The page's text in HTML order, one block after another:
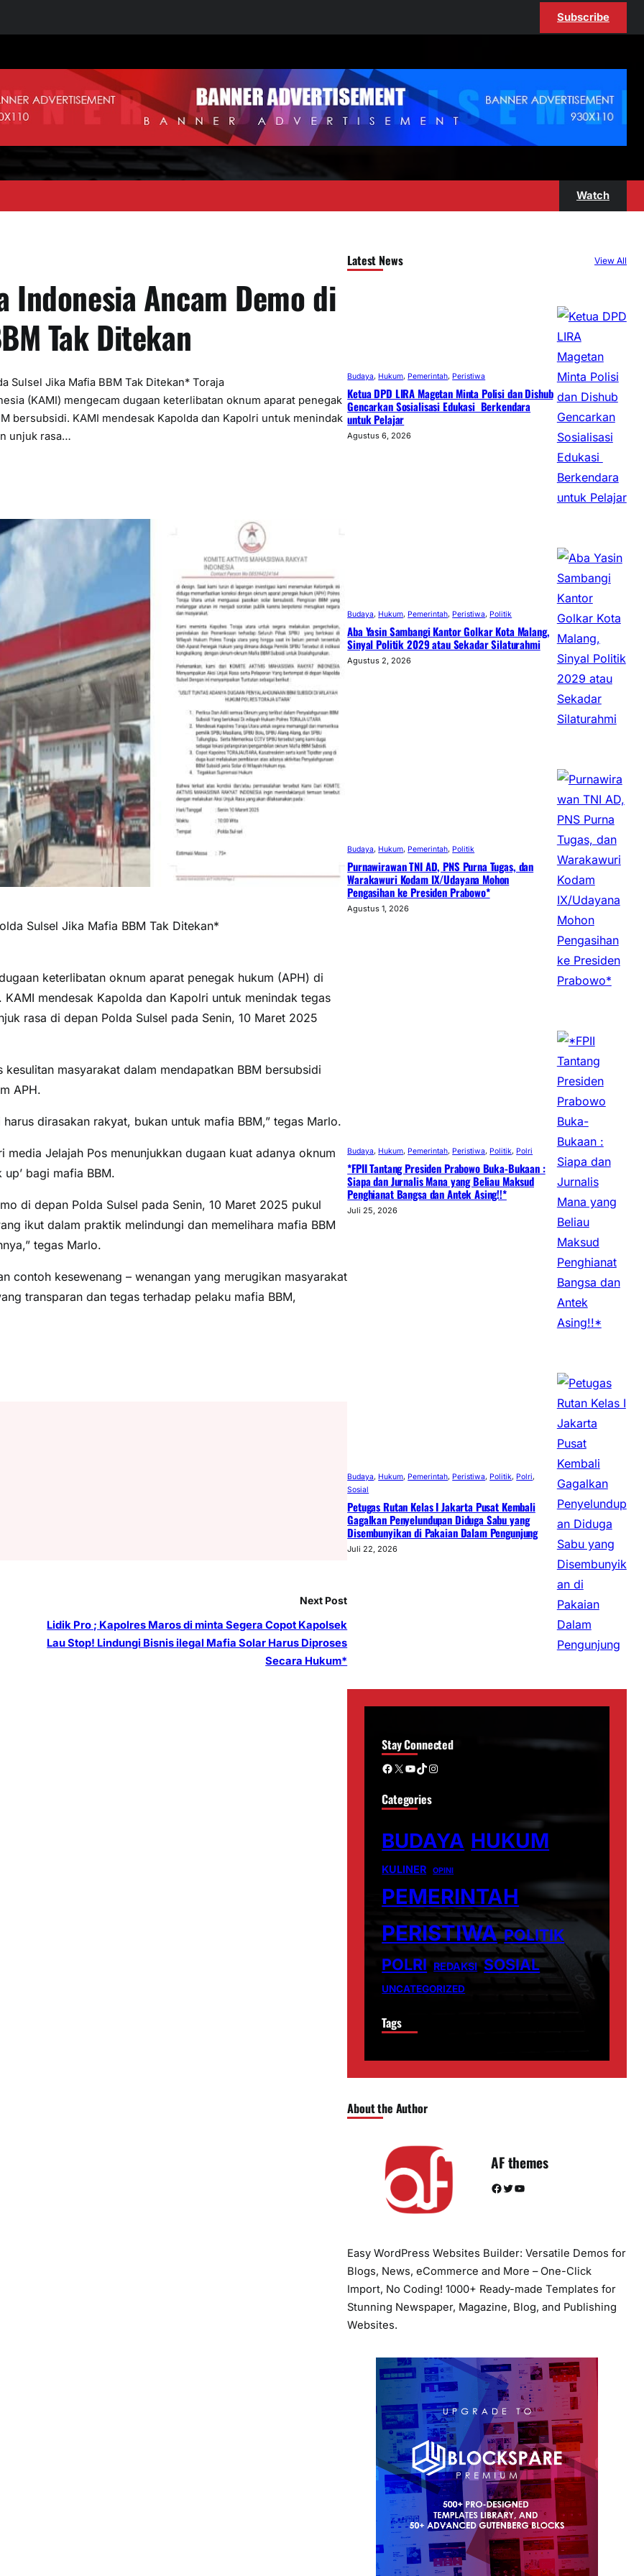
Subscribe
Watch
Indonesia Ancam Demo di
Tak Ditekan
Sulsel Jika Mafia BBM Tak Ditekan* Toraja
(KAMI) mengecam dugaan keterlibatan oknum aparat penegak
bersubsidi. KAMI mendesak Kapolda dan Kapolri untuk menindak
unjuk rasa…
Sulsel Jika Mafia BBM Tak Ditekan*
keterlibatan oknum aparat penegak hukum (APH) di
mendesak Kapolda dan Kapolri untuk menindak tegas
rasa di depan Polda Sulsel pada Senin, 10 Maret 2025
masyarakat dalam mendapatkan BBM bersubsidi
APH.
dirasakan rakyat, bukan untuk mafia BBM,” tegas Marlo.
Jelajah Pos menunjukkan dugaan kuat adanya oknum
bagi mafia BBM.
di depan Polda Sulsel pada Senin, 10 Maret 2025 pukul
ikut dalam praktik melindungi dan memelihara mafia BBM
tegas Marlo.
contoh kesewenang – wenangan yang merugikan masyarakat
transparan dan tegas terhadap pelaku mafia BBM,
Next Post
Lidik Pro ; Kapolres Maros di minta Segera Copot Kapolsek
Lau Stop! Lindungi Bisnis ilegal Mafia Solar Harus Diproses
Secara Hukum*
Latest News View All
Budaya, Hukum, Pemerintah, Peristiwa
Ketua DPD LIRA Magetan Minta Polisi dan Dishub
Gencarkan Sosialisasi Edukasi Berkendara
untuk Pelajar
Agustus 6, 2026
Budaya, Hukum, Pemerintah, Peristiwa, Politik
Aba Yasin Sambangi Kantor Golkar Kota Malang,
Sinyal Politik 2029 atau Sekadar Silaturahmi
Agustus 2, 2026
Budaya, Hukum, Pemerintah, Politik
Purnawirawan TNI AD, PNS Purna Tugas, dan
Warakawuri Kodam IX/Udayana Mohon
Pengasihan ke Presiden Prabowo*
Agustus 1, 2026
Budaya, Hukum, Pemerintah, Peristiwa, Politik, Polri
*FPII Tantang Presiden Prabowo Buka-Bukaan :
Siapa dan Jurnalis Mana yang Beliau Maksud
Penghianat Bangsa dan Antek Asing!!*
Juli 25, 2026
Budaya, Hukum, Pemerintah, Peristiwa, Politik, Polri
Sosial
Petugas Rutan Kelas I Jakarta Pusat Kembali
Gagalkan Penyelundupan Diduga Sabu yang
Disembunyikan di Pakaian Dalam Pengunjung
Juli 22, 2026
Stay Connected
Facebook X YouTube TikTok Instagram
Categories
BUDAYA HUKUM
KULINER OPINI
PEMERINTAH
PERISTIWA POLITIK
POLRI
REDAKSI SOSIAL
UNCATEGORIZED
Tags
About the Author
AF themes
Facebook Twitter YouTube
Easy WordPress Websites Builder: Versatile Demos for
Blogs, News, eCommerce and More – One-Click
Import, No Coding! 1000+ Ready-made Templates for
Stunning Newspaper, Magazine, Blog, and Publishing
Websites.